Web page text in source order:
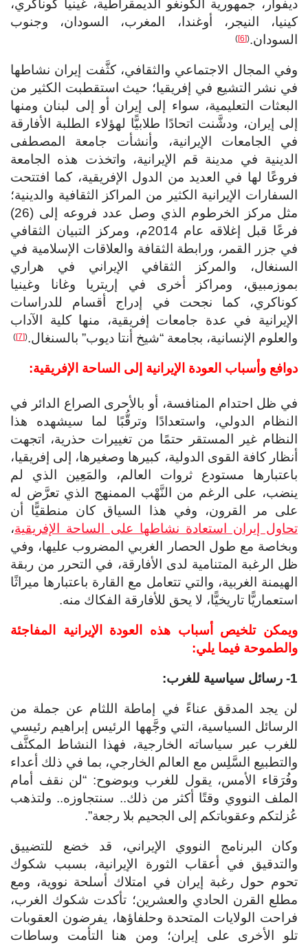
ديفوار، جمهورية الكونغو الديمقراطية، غينيا كوناكري،
كينيا، النيجر، أوغندا، المغرب، السودان، وجنوب
السودان.(
[6]
)
وفي المجال الاجتماعي والثقافي، كثَّفت إيران نشاطها
في نشر التشيع في إفريقيا؛ حيث استقطبت الكثير من
البعثات التعليمية، سواء إلى إيران أو إلى لبنان ومنها
إلى إيران، ودشَّنت اتحادًا طلابيًّا لهؤلاء الطلبة الأفارقة
في الجامعات الإيرانية، وأنشأت جامعة المصطفى
الدينية في مدينة قم الإيرانية، واتخذت هذه الجامعة
فروعًا لها في العديد من الدول الإفريقية، كما افتتحت
السفارات الإيرانية الكثير من المراكز الثقافية والدينية؛
مثل مركز الخرطوم الذي وصل عدد فروعه إلى (26)
فرعًا قبل إغلاقه عام 2014م، ومركز التبيان الثقافي
في جزر القمر، ورابطة الثقافة والعلاقات الإسلامية في
السنغال، والمركز الثقافي الإيراني في هراري
بموزمبيق، ومراكز أخرى في إريتريا وغانا وغينيا
كوناكري، كما نجحت في إدراج أقسام للدراسات
الإيرانية في عدة جامعات إفريقية، منها كلية الآداب
والعلوم الإنسانية، بجامعة “شيخ أنتا ديوب” بالسنغال.(
[7]
)
دوافع وأسباب العودة الإيرانية إلى الساحة الإفريقية:
في ظل احتدام المنافسة، أو بالأحرى الصراع الدائر في
النظام الدولي، واستعدادًا وترقُّبًا لما سيشهده هذا
النظام غير المستقر حتمًا من تغييرات حذرية، اتجهت
أنظار كافة القوى الدولية، كبيرها وصغيرها، إلى إفريقيا،
باعتبارها مستودع ثروات العالم، والمَعِين الذي لم
ينضب، على الرغم من النَّهْب الممنهج الذي تعرَّض له
على مر القرون، وفي هذا السياق كان منطقيًّا أن
تحاول إيران استعادة نشاطها على الساحة الإفريقية،
وبخاصة مع طول الحصار الغربي المضروب عليها، وفي
ظل الرغبة المتنامية لدى الأفارقة، في التحرر من ربقة
الهيمنة الغربية، والتي تتعامل مع القارة باعتبارها ميراثًا
استعماريًّا تاريخيًّا، لا يحق للأفارقة الفكاك منه.
ويمكن تلخيص أسباب هذه العودة الإيرانية المفاجئة
والطموحة فيما يلي:
1- رسائل سياسية للغرب:
لن يجد المدقق عناءً في إماطة اللثام عن جملة من
الرسائل السياسية، التي وجَّهها الرئيس إبراهيم رئيسي
للغرب عبر سياساته الخارجية، فهذا النشاط المكثَّف
والتطبيع السَّلِس مع العالم الخارجي، بما في ذلك أعداء
وفُرَقاء الأمس، يقول للغرب وبوضوح: “لن نقف أمام
الملف النووي وقتًا أكثر من ذلك.. سنتجاوزه.. ولتذهب
عُزلتكم وعقوباتكم إلى الجحيم بلا رجعة”.
وكان البرنامج النووي الإيراني، قد خضع للتضييق
والتدقيق في أعقاب الثورة الإيرانية، بسبب شكوك
تحوم حول رغبة إيران في امتلاك أسلحة نووية، ومع
مطلع القرن الحادي والعشرين؛ تأكدت شكوك الغرب،
فراحت الولايات المتحدة وحلفاؤها، يفرضون العقوبات
تلو الأخرى على إيران؛ ومن هنا التأمت وساطات